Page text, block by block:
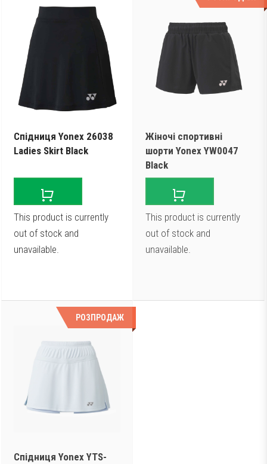
Спідниця Yonex 26038
Ladies Skirt Black
This product is currently
out of stock and
unavailable.
Жіночі спортивні
шорти Yonex YW0047
Black
This product is currently
out of stock and
unavailable.
Немає в наявності
Спідниця Yonex YTS-
РОЗПРОДАЖ